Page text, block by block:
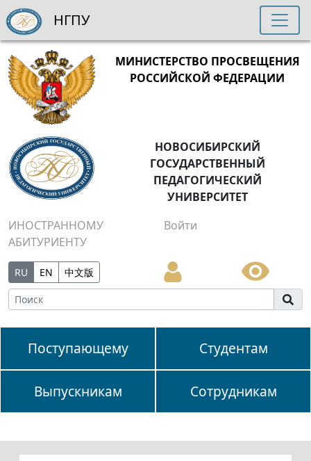
МИНИСТЕРСТВО ПРОСВЕЩЕНИЯ
РОССИЙСКОЙ ФЕДЕРАЦИИ
НОВОСИБИРСКИЙ
ГОСУДАРСТВЕННЫЙ
ПЕДАГОГИЧЕСКИЙ
УНИВЕРСИТЕТ
ИНОСТРАННОМУ
АБИТУРИЕНТУ
Войти
RU EN 中文版
Поступающему Студентам
Выпускникам Сотрудникам
НГПУ